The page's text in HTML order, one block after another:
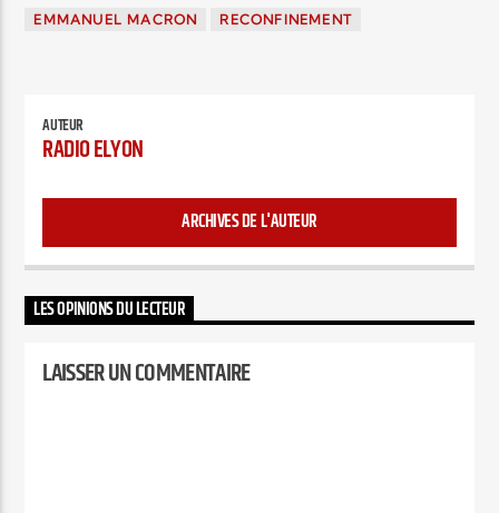
EMMANUEL MACRON RECONFINEMENT
AUTEUR
RADIO ELYON
ARCHIVES DE L'AUTEUR
LES OPINIONS DU LECTEUR
LAISSER UN COMMENTAIRE